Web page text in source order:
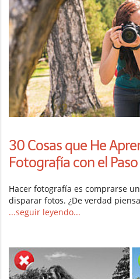
30 Cosas que He
Fotografía con el
Hacer fotografía es comprarse
disparar fotos. ¿De verdad
...seguir leyendo...